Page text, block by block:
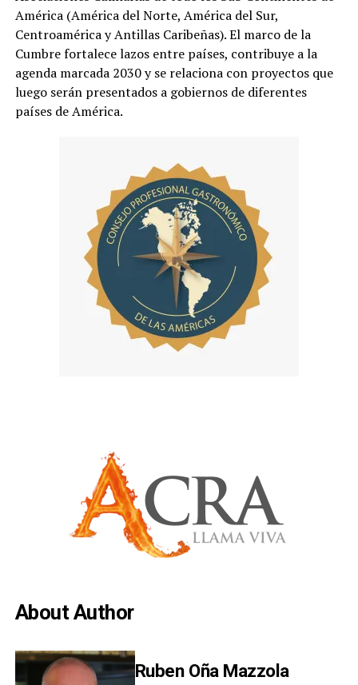
América (América del Norte, América del Sur,
Centroamérica y Antillas Caribeñas). El marco de la
Cumbre fortalece lazos entre países, contribuye a la
agenda marcada 2030 y se relaciona con proyectos que
luego serán presentados a gobiernos de diferentes
países de América.
About Author
Ruben Oña Mazzola